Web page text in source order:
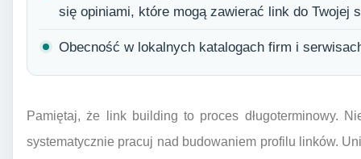
się opiniami, które mogą zawierać link do Twojej
Obecność w lokalnych katalogach firm i
Pamiętaj, że link building to proces długoterminowy.
systematycznie pracuj nad budowaniem profilu linków.